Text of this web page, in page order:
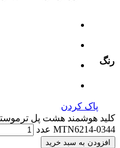
رنگ
پاک کردن
MTN6214-0344 عدد
افزودن به سبد خرید